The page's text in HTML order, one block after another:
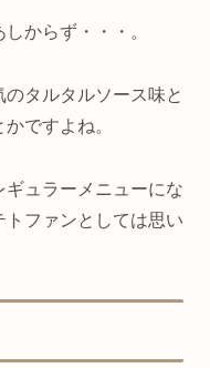
からず・・・。
タルタルソース味と
ですよね。
ュラーメニューにな
ファンとしては思い